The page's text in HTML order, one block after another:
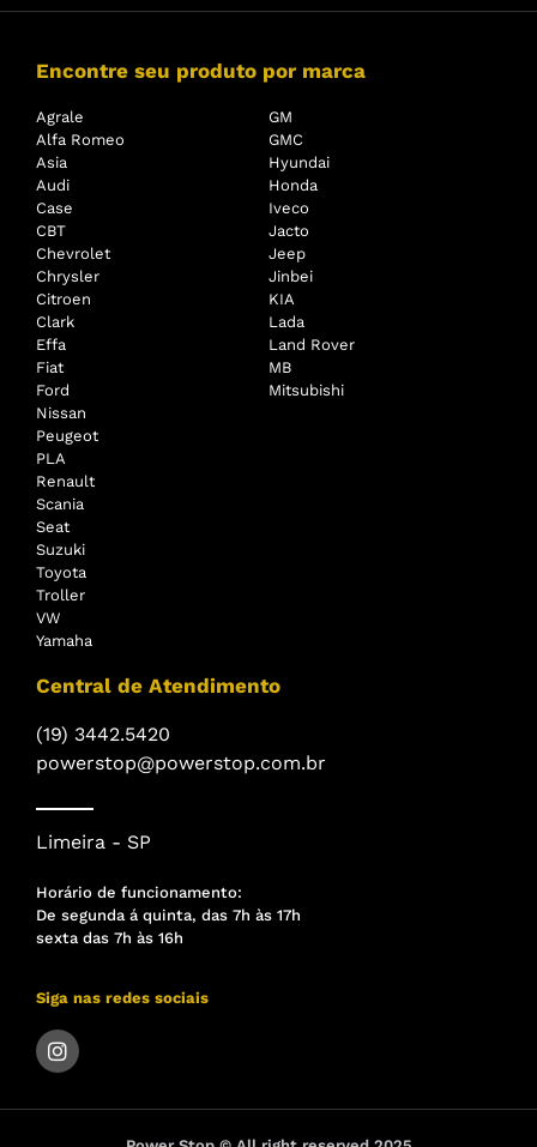
Encontre seu produto por marca
Agrale
Alfa Romeo
Asia
Audi
Case
CBT
Chevrolet
Chrysler
Citroen
Clark
Effa
Fiat
Ford
GM
GMC
Hyundai
Honda
Iveco
Jacto
Jeep
Jinbei
KIA
Lada
Land Rover
MB
Mitsubishi
Nissan
Peugeot
PLA
Renault
Scania
Seat
Suzuki
Toyota
Troller
VW
Yamaha
Central de Atendimento
(19) 3442.5420
powerstop@powerstop.com.br
Limeira - SP
Horário de funcionamento:
De segunda á quinta, das 7h às 17h
sexta das 7h às 16h
Siga nas redes sociais